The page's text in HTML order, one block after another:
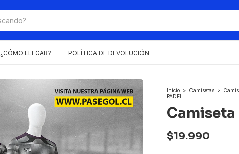
¿CÓMO LLEGAR? POLÍTICA DE DEVOLUCIÓN
Inicio > Camisetas >
PADEL
Camiseta
$19.990